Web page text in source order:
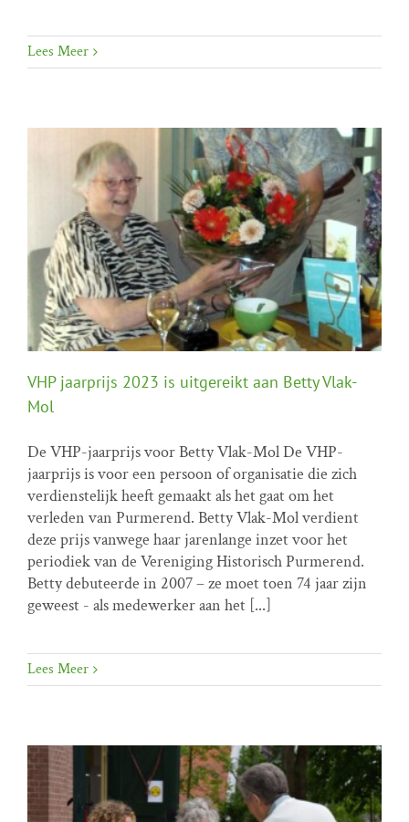
Lees Meer
VHP jaarprijs 2023 is uitgereikt aan Betty Vlak-Mol
VHP prijs
VHP jaarprijs 2023 is uitgereikt aan Betty Vlak-
Mol
De VHP-jaarprijs voor Betty Vlak-Mol De VHP-
jaarprijs is voor een persoon of organisatie die zich
verdienstelijk heeft gemaakt als het gaat om het
verleden van Purmerend. Betty Vlak-Mol verdient
deze prijs vanwege haar jarenlange inzet voor het
periodiek van de Vereniging Historisch Purmerend.
Betty debuteerde in 2007 – ze moet toen 74 jaar zijn
geweest - als medewerker aan het [...]
Lees Meer